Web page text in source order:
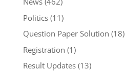
Politics(11)
Question Paper Solution (18)
Registration (1)
Result Updates(13)